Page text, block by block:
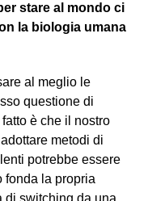
stare al mondo ci
la biologia umana
al meglio le
questione di
è che il nostro
metodi di
potrebbe essere
fonda la propria